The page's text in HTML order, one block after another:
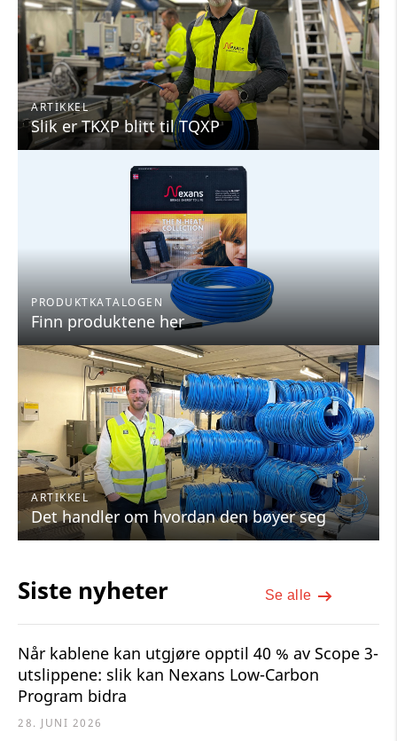
ARTIKKEL
Slik er TKXP blitt til TQXP
PRODUKTKATALOGEN
Finn produktene her
ARTIKKEL
Det handler om hvordan den bøyer seg
Siste nyheter Se alle
Når kablene kan utgjøre opptil 40 % av Scope 3-
utslippene: slik kan Nexans Low-Carbon
Program bidra
28. JUNI 2026